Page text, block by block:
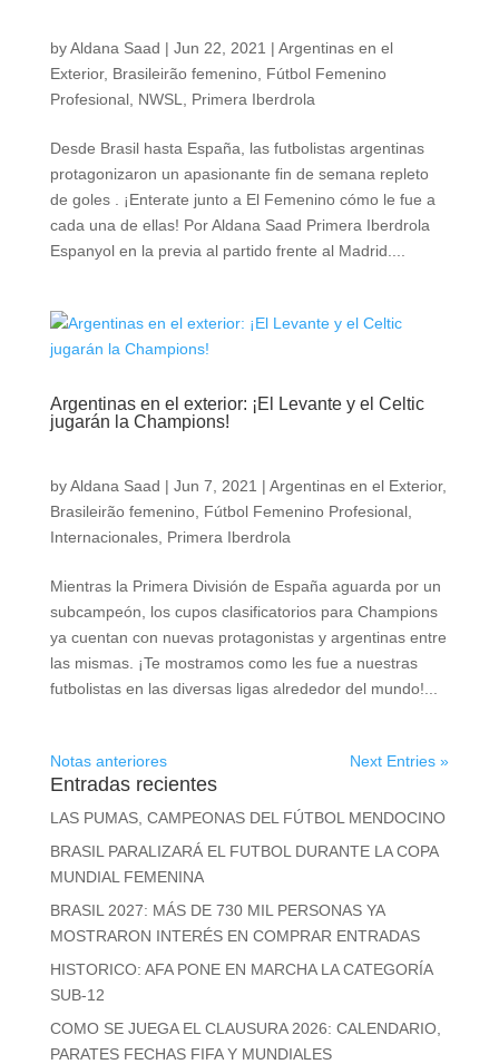
byAldana Saad | Jun 22, 2021 | Argentinas en el
Exterior, Brasileirão femenino, Fútbol Femenino
Profesional, NWSL Primera Iberdrola
Desde Brasil hasta España, las futbolistas argentinas
protagonizaron un apasionante fin de semana repleto
de goles . ¡Enterate junto a El Femenino cómo le fue a
cada una de ellas! Por Aldana Saad Primera Iberdrola
Espanyol en la previa al partido frente al Madrid....
Argentinas en el exterior: ¡El Levante y el Celtic
jugarán la Champions!
byAldana Saad | Jun 7, 2021 | Argentinas en el Exterior,
Brasileirão femenino, Fútbol Femenino Profesional,
Internacionales, Primera Iberdrola
Mientras la Primera División de España aguarda por un
subcampeón, los cupos clasificatorios para Champions
ya cuentan con nuevas protagonistas y argentinas entre
las mismas. ¡Te mostramos como les fue a nuestras
futbolistas en las diversas ligas alrededor del mundo!...
Notas anteriores Next Entries »
Entradas recientes
LAS PUMAS, CAMPEONAS DEL FÚTBOL MENDOCINO
BRASIL PARALIZARÁ EL FUTBOL DURANTE LA COPA
MUNDIAL FEMENINA
BRASIL 2027: MÁS DE 730 MIL PERSONAS YA
MOSTRARON INTERÉS EN COMPRAR ENTRADAS
HISTORICO: AFA PONE EN MARCHA LA CATEGORÍA
SUB-12
COMO SE JUEGA EL CLAUSURA 2026: CALENDARIO,
PARATES FECHAS FIFA Y MUNDIALES